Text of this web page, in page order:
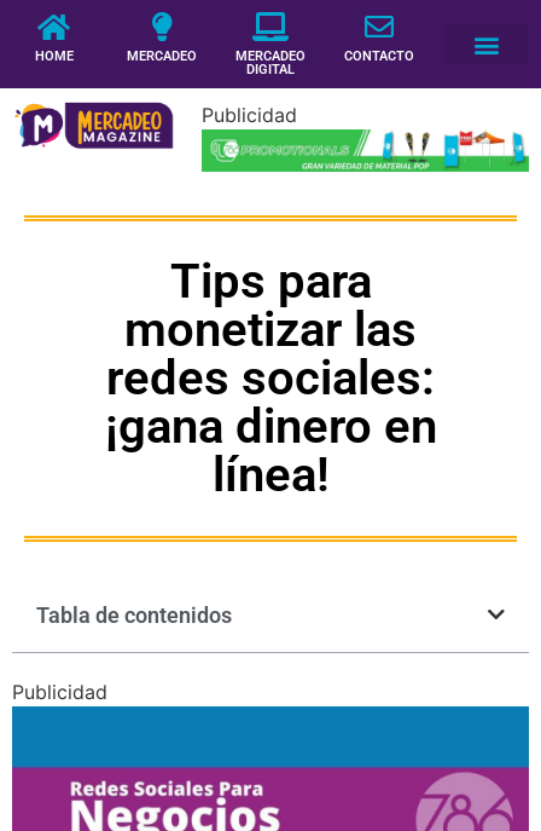
HOME MERCADEO
MERCADEO
DIGITAL
CONTACTO
Publicidad
Tips para
monetizar las
redes sociales:
¡gana dinero en
línea!
Tabla de contenidos
Publicidad